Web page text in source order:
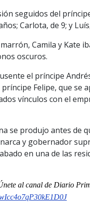
seguidos del
Carlota, de 9; y
Camila y Kate
oscuros.
el príncipe
Felipe, que se
vínculos con el
se produjo antes de
y gobernador
en una de las
al canal de Diario